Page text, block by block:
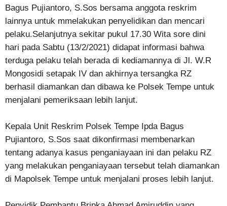
Bagus Pujiantoro, S.Sos bersama anggota reskrim
lainnya untuk mmelakukan penyelidikan dan mencari
pelaku.Selanjutnya sekitar pukul 17.30 Wita sore dini
hari pada Sabtu (13/2/2021) didapat informasi bahwa
terduga pelaku telah berada di kediamannya di Jl. W.R
Mongosidi setapak IV dan akhirnya tersangka RZ
berhasil diamankan dan dibawa ke Polsek Tempe untuk
menjalani pemeriksaan lebih lanjut.
Kepala Unit Reskrim Polsek Tempe Ipda Bagus
Pujiantoro, S.Sos saat dikonfirmasi membenarkan
tentang adanya kasus penganiayaan ini dan pelaku RZ
yang melakukan penganiayaan tersebut telah diamankan
di Mapolsek Tempe untuk menjalani proses lebih lanjut.